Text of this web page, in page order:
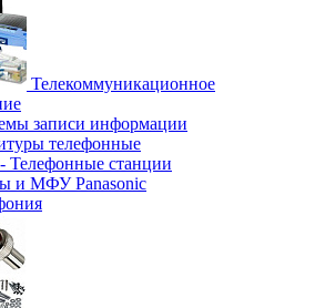
Телекоммуникационное
записи информации
телефонные
Телефонные станции
и МФУ Panasonic